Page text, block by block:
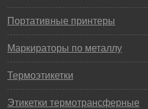
Портативные принтеры
Маркираторы по металлу
Термоэтикетки
Этикетки термотрансферные